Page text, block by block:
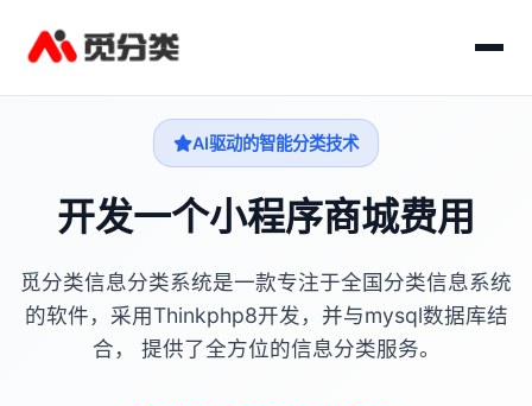
AI驱动的智能分类技术
开发一个小程序商城费用
觅分类信息分类系统是一款专注于全国分类信息系统
的软件，采用Thinkphp8开发，并与mysql数据库结
合， 提供了全方位的信息分类服务。